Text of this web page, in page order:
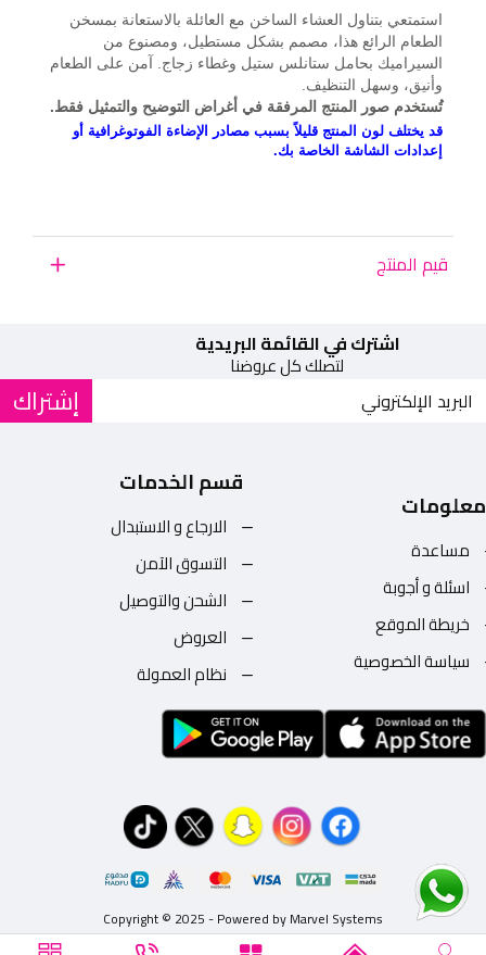
استمتعي بتناول العشاء الساخن مع العائلة بالاستعانة بمسخن
الطعام الرائع هذا، مصمم بشكل مستطيل، ومصنوع من
السيراميك بحامل ستانلس ستيل وغطاء زجاج. آمن على الطعام
وأنيق، وسهل التنظيف.
تُستخدم صور المنتج المرفقة في أغراض التوضيح والتمثيل فقط.
قد يختلف لون المنتج قليلاً بسبب مصادر الإضاءة الفوتوغرافية أو
إعدادات الشاشة الخاصة بك.
قيم المنتج
اشترك في القائمة البريدية
لتصلك كل عروضنا
إشتراك
معلومات
مساعدة
اسئلة و أجوبة
خريطة الموقع
سياسة الخصوصية
قسم الخدمات
الارجاع و الاستبدال
التسوق الآمن
الشحن والتوصيل
العروض
نظام العمولة
Copyright © 2025 - Powered by Marvel Systems